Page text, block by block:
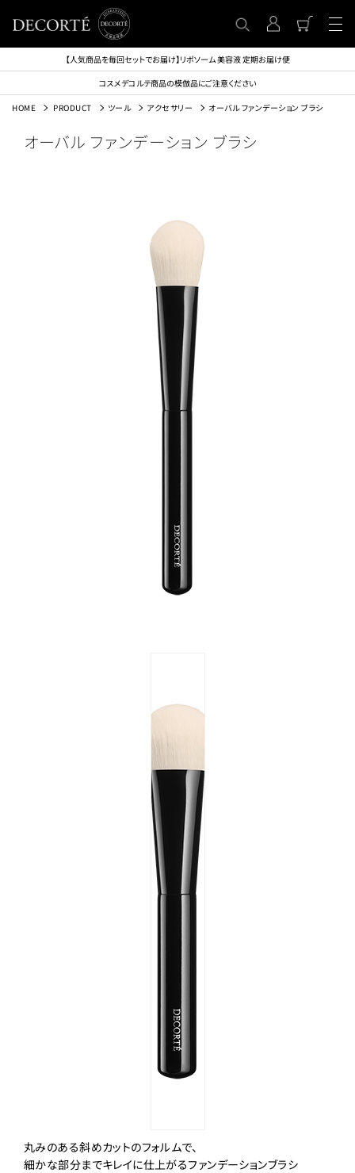
【人気商品を毎回セットでお届け】リポソーム 美容液 定期お届け便
コスメデコルテ商品の模倣品にご注意ください
HOME PRODUCT ツール アクセサリー オーバル ファンデーション ブラシ
オーバル ファンデーション ブラシ
丸みのある斜めカットのフォルムで、
細かな部分までキレイに仕上がるファンデーションブラシ